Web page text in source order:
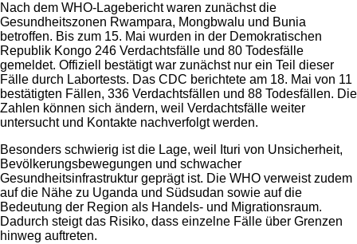
Nach dem WHO-Lagebericht waren zunächst die
Gesundheitszonen Rwampara, Mongbwalu und Bunia
betroffen. Bis zum 15. Mai wurden in der Demokratischen
Republik Kongo 246 Verdachtsfälle und 80 Todesfälle
gemeldet. Offiziell bestätigt war zunächst nur ein Teil dieser
Fälle durch Labortests. Das CDC berichtete am 18. Mai von 11
bestätigten Fällen, 336 Verdachtsfällen und 88 Todesfällen. Die
Zahlen können sich ändern, weil Verdachtsfälle weiter
untersucht und Kontakte nachverfolgt werden.
Besonders schwierig ist die Lage, weil Ituri von Unsicherheit,
Bevölkerungsbewegungen und schwacher
Gesundheitsinfrastruktur geprägt ist. Die WHO verweist zudem
auf die Nähe zu Uganda und Südsudan sowie auf die
Bedeutung der Region als Handels- und Migrationsraum.
Dadurch steigt das Risiko, dass einzelne Fälle über Grenzen
hinweg auftreten.